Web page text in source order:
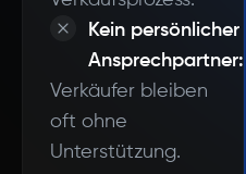
Kein persönlicher
Ansprechpartner:
Verkäufer bleiben
oft ohne
Unterstützung.